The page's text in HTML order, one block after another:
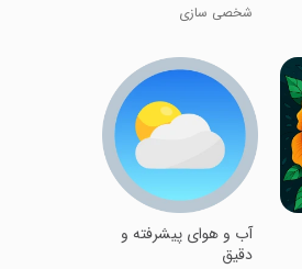
شخصی سازی
آب و هوای پیشرفته و
دقیق